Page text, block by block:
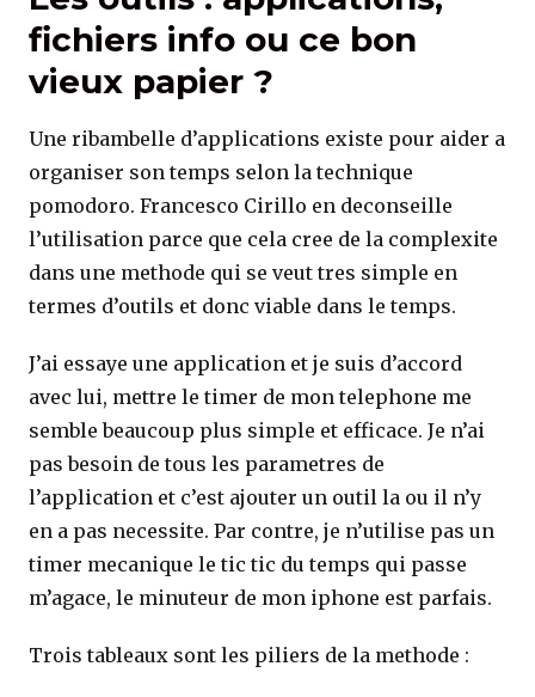
fichiers info ou ce bon
vieux papier ?
Une ribambelle d’applications existe pour aider a
organiser son temps selon la technique
pomodoro. Francesco Cirillo en deconseille
l’utilisation parce que cela cree de la complexite
dans une methode qui se veut tres simple en
termes d’outils et donc viable dans le temps.
J’ai essaye une application et je suis d’accord
avec lui, mettre le timer de mon telephone me
semble beaucoup plus simple et efficace. Je n’ai
pas besoin de tous les parametres de
l’application et c’est ajouter un outil la ou il n’y
en a pas necessite. Par contre, je n’utilise pas un
timer mecanique le tic tic du temps qui passe
m’agace, le minuteur de mon iphone est parfais.
Trois tableaux sont les piliers de la methode :